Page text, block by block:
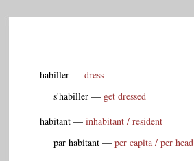
habiller — dress
s'habiller — get dressed
habitant — inhabitant / resident
par habitant — per capita / per head